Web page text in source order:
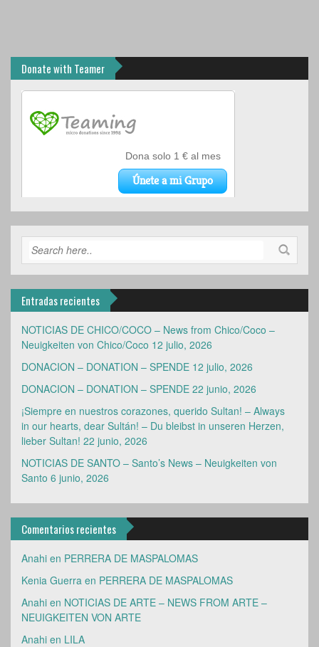
Donate with Teamer
Entradas recientes
NOTICIAS DE CHICO/COCO – News from Chico/Coco –
Neuigkeiten von Chico/Coco 12 julio, 2026
DONACION – DONATION – SPENDE 12 julio, 2026
DONACION – DONATION – SPENDE 22 junio, 2026
¡Siempre en nuestros corazones, querido Sultan! – Always
in our hearts, dear Sultán! – Du bleibst in unseren Herzen,
lieber Sultan! 22 junio, 2026
NOTICIAS DE SANTO – Santo’s News – Neuigkeiten von
Santo 6 junio, 2026
Comentarios recientes
Anahi en PERRERA DE MASPALOMAS
Kenia Guerra en PERRERA DE MASPALOMAS
Anahi en NOTICIAS DE ARTE – NEWS FROM ARTE –
NEUIGKEITEN VON ARTE
Anahi en LILA